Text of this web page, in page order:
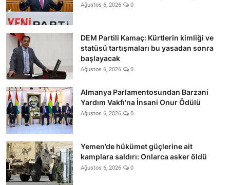
Ağustos 6, 2026 0
DEM Partili Kamaç: Kürtlerin kimliği ve
statüsü tartışmaları bu yasadan sonra
başlayacak
Ağustos 6, 2026 0
Almanya Parlamentosundan Barzani
Yardım Vakfı'na İnsani Onur Ödülü
Ağustos 6, 2026 0
Yemen’de hükümet güçlerine ait
kamplara saldırı: Onlarca asker öldü
Ağustos 6, 2026 0